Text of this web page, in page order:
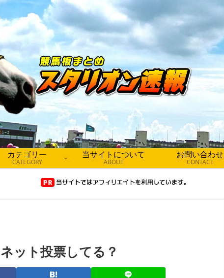
カテゴリー
CATEGORY
当サイトについて
ABOUT
お問い合わせ
CONTACT
ット投票してる？